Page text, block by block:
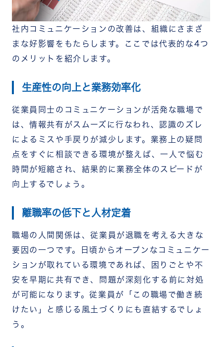
社内コミュニケーションの改善は、組織にさまざ
まな好影響をもたらします。ここでは代表的な4つ
のメリットを紹介します。
生産性の向上と業務効率化
従業員同士のコミュニケーションが活発な職場で
は、情報共有がスムーズに行なわれ、認識のズレ
によるミスや手戻りが減少します。業務上の疑問
点をすぐに相談できる環境が整えば、一人で悩む
時間が短縮され、結果的に業務全体のスピードが
向上するでしょう。
離職率の低下と人材定着
職場の人間関係は、従業員が退職を考える大きな
要因の一つです。日頃からオープンなコミュニケー
ションが取れている環境であれば、困りごとや不
安を早期に共有でき、問題が深刻化する前に対処
が可能になります。従業員が「この職場で働き続
けたい」と感じる風土づくりにも直結するでしょ
う。